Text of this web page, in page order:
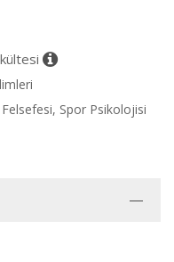
Spor Psikolojisi